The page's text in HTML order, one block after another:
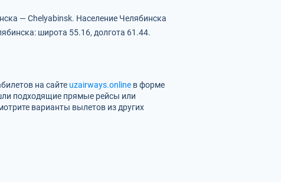
— Chelyabinsk. Население Челябинска
широта 55.16, долгота 61.44.
на сайте uzairways.online в форме
подходящие прямые рейсы или
варианты вылетов из других